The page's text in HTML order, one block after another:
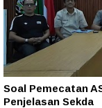
Soal Pemecatan
Penjelasan Sekda